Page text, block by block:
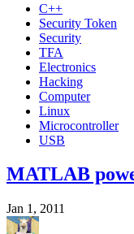
C++
Security Token
Security
TFA
Electronics
Hacking
Computer
Linux
Microcontroller
USB
MATLAB
Jan 1, 2011